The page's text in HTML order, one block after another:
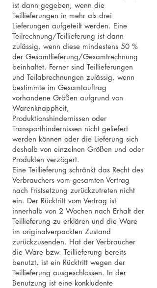
ist dann gegeben, wenn die
Teillieferungen in mehr als drei
Lieferungen aufgeteilt werden. Eine
Teilrechnung/Teillieferung ist dann
zulässig, wenn diese mindestens 50 %
der Gesamtlieferung/Gesamtrechnung
beinhaltet. Ferner sind Teillieferungen
und Teilabrechnungen zulässig, wenn
bestimmte im Gesamtauftrag
vorhandene Größen aufgrund von
Warenknappheit,
Produktionshindernissen oder
Transporthindernissen nicht geliefert
werden können oder die Lieferung sich
deshalb von einzelnen Größen und oder
Produkten verzögert.
Eine Teillieferung schränkt das Recht des
Verbrauchers vom gesamten Vertrag
nach Fristsetzung zurückzutreten nicht
ein. Der Rücktritt vom Vertrag ist
innerhalb von 2 Wochen nach Erhalt der
Teillieferung zu erklären und die Ware
im originalverpackten Zustand
zurückzusenden. Hat der Verbraucher
die Ware bzw. Teillieferung bereits
benutzt, ist ein Rücktritt wegen der
Teillieferung ausgeschlossen. In der
Benutzung ist eine konkludente